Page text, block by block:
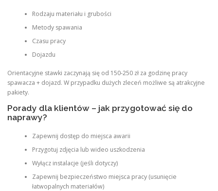
Rodzaju materiału i grubości
Metody spawania
Czasu pracy
Dojazdu
Orientacyjne stawki zaczynają się od 150-250 zł za godzinę pracy
spawacza + dojazd. W przypadku dużych zleceń możliwe są atrakcyjne
pakiety.
Porady dla klientów – jak przygotować się do
naprawy?
Zapewnij dostęp do miejsca awarii
Przygotuj zdjęcia lub wideo uszkodzenia
Wyłącz instalacje (jeśli dotyczy)
Zapewnij bezpieczeństwo miejsca pracy (usunięcie
łatwopalnych materiałów)